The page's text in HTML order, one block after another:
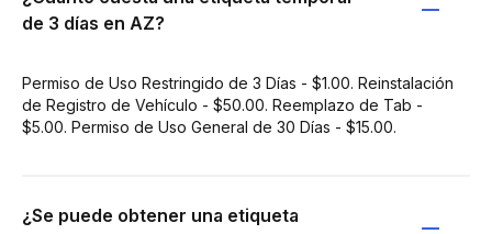
de 3 días en AZ?
Permiso de Uso Restringido de 3 Días - $1.00. Reinstalación
de Registro de Vehículo - $50.00. Reemplazo de Tab -
$5.00. Permiso de Uso General de 30 Días - $15.00.
¿Se puede obtener una etiqueta